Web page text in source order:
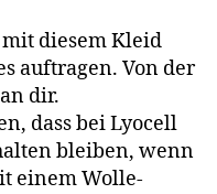
diesem Kleid
auftragen. Von der
dir.
dass bei Lyocell
bleiben, wenn
einem Wolle-